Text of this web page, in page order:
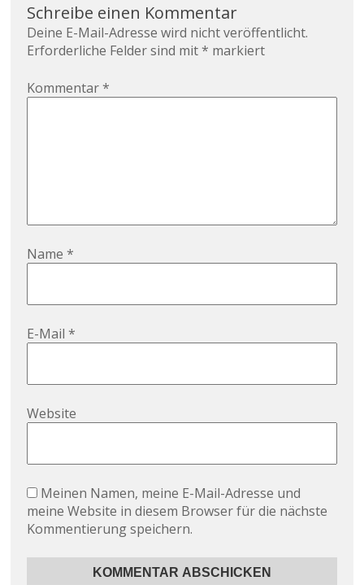
Schreibe einen Kommentar
Deine E-Mail-Adresse wird nicht veröffentlicht.
Erforderliche Felder sind mit* markiert
Kommentar*
Name*
E-Mail*
Website
Meinen Namen, meine E-Mail-Adresse und
meine Website in diesem Browser für die nächste
Kommentierung speichern.